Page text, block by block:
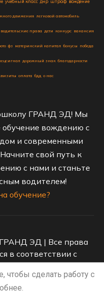
движения легковой автомобиль
водительские права дети конкурс вакансия
фз материнский капитал бонусы победа
дорожный знак благодарности
оплата бдд о нас
ГРАНД ЭД! Мы
обучение вождению с
и современными
свой путь к
с нами и станьте
водителем!
обучение?
ЭД | Все права
в соответствии с
Федерации
персональных
персональных
сделать работу с